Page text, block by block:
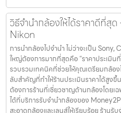
วิธีจำนำกล้องให้ได้ราคาดีที่สุ
Nikon
การนำกล้องไปจำนำ ไม่ว่าจะเป็น
ใหญ่ต้องการมากที่สุดคือ “ราคาประเมิน
รวบรวมเทคนิคที่ช่วยให้คุณเตรียมกล้อ
ลับสำคัญที่ทำให้ร้านประเมินราคาได้สูง
ต้องการร้านที่เชี่ยวชาญด้านกล้องโดยเฉ
ได้ที่บริการรับจำนำกล้องของ
สะอาดกล้องและเลนส์ให้เรียบร้อย ร้าน